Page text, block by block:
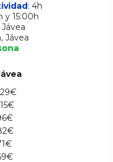
: 4h
y 15:00h
Jávea